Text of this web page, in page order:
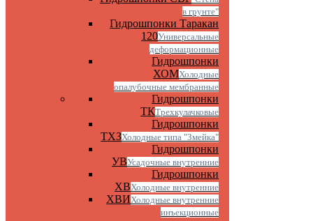
в грунте"
Гидрошпонки Таракан
120Универсальные
деформационные
Гидрошпонки
ХОМХолодные
опалубочные мембранные
Гидрошпонки
ТКТрехкулачковые
Гидрошпонки
ТХЗХолодные типа "Змейка"
Гидрошпонки
УВУсадочные внутренние
Гидрошпонки
ХВХолодные внутренние
ХВИХолодные внутренние
инъекционные